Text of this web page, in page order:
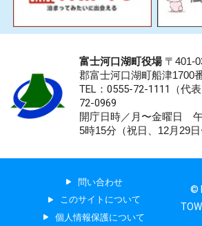
富士河口湖町役場〒401-
郡富士河口湖町船津1700
TEL：0555-72-1111 （代
72-0969
開庁日時／月〜金曜日
5時15分（祝日、12月29日
問い合わせ
このサイトについて
個人情報保護について
©